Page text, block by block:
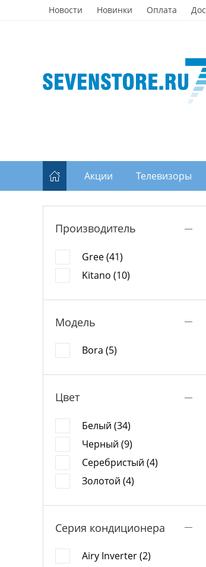
Новости Новинки Оплата
Акции Телевизоры
Производитель
Gree (41)
Kitano (10)
Модель
Bora (5)
Цвет
Белый (34)
Черный (9)
Серебристый (4)
Золотой (4)
Серия кондиционера
Airy Inverter (2)